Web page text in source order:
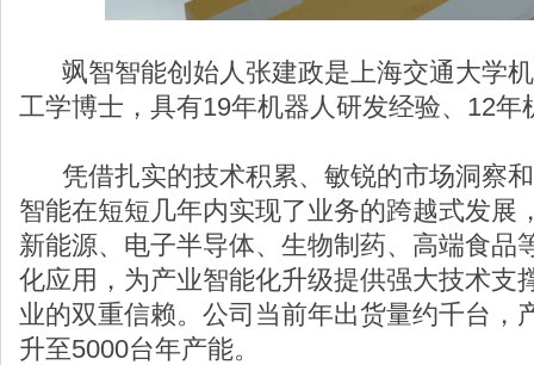
飒智智能创始人张建政是上海交通大学
工学博士，具有19年机器人研发经验、12年
凭借扎实的技术积累、敏锐的市场洞察
智能在短短几年内实现了业务的跨越式发展
新能源、电子半导体、生物制药、高端食品
化应用，为产业智能化升级提供强大技术支
业的双重信赖。公司当前年出货量约千台，
升至5000台年产能。